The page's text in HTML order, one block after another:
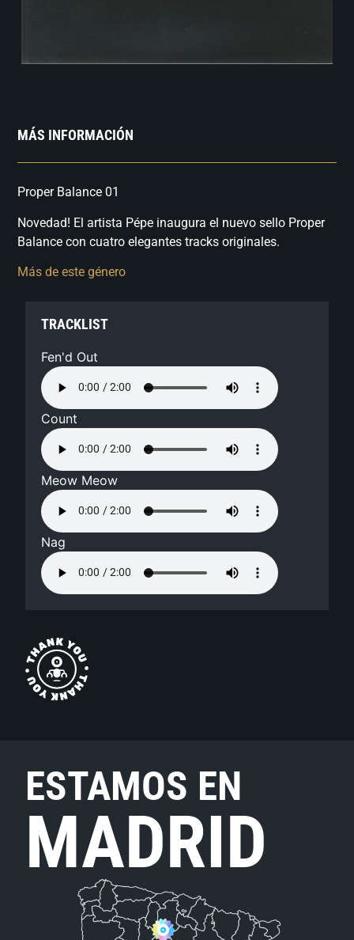
MÁS INFORMACIÓN
Proper Balance 01
Novedad! El artista Pépe inaugura el nuevo sello Proper
Balance con cuatro elegantes tracks originales.
Más de este género
TRACKLIST
Fen'd Out
Count
Meow Meow
Nag
ESTAMOS EN
MADRID